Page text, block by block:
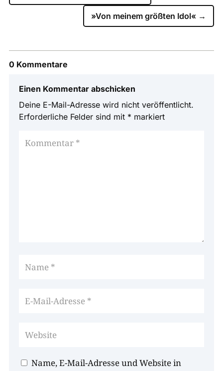
»Von meinem größten Idol« →
0 Kommentare
Einen Kommentar abschicken
Deine E-Mail-Adresse wird nicht veröffentlicht.
Erforderliche Felder sind mit * markiert
Name, E-Mail-Adresse und Website in